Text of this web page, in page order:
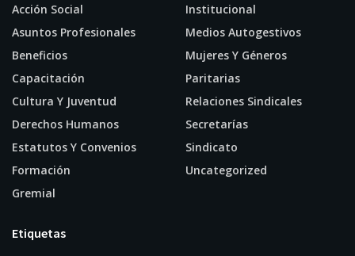
Acción Social
Asuntos Profesionales
Beneficios
Capacitación
Cultura Y Juventud
Derechos Humanos
Estatutos Y Convenios
Formación
Gremial
Institucional
Medios Autogestivos
Mujeres Y Géneros
Paritarias
Relaciones Sindicales
Secretarías
Sindicato
Uncategorized
Etiquetas